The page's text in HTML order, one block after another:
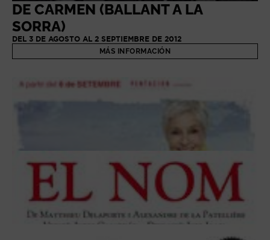
DE CARMEN (BALLANT A LA
SORRA)
DEL 3 DE AGOSTO AL 2 SEPTIEMBRE DE 2012
MÁS INFORMACIÓN